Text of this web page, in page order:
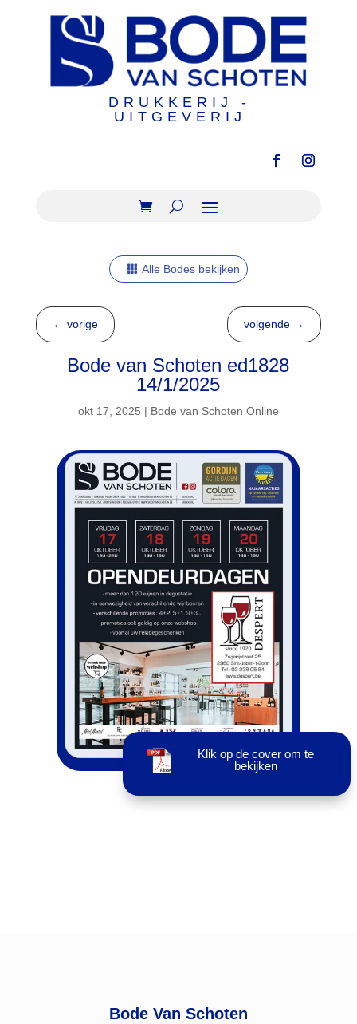
DRUKKERIJ -
UITGEVERIJ
Alle Bodes bekijken
← vorige volgende →
Bode van Schoten ed1828
14/1/2025
okt 17, 2025 | Bode van Schoten Online
Klik op de cover om te
bekijken
Bode Van Schoten